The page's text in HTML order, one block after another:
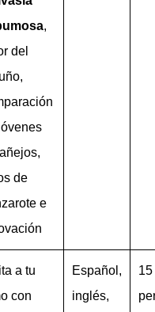
,
del
de
e
a tu
con
Español,
inglés,